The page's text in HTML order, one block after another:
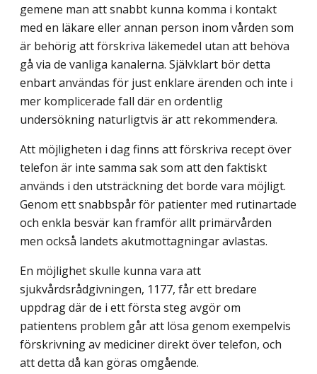
gemene man att snabbt kunna komma i kontakt
med en läkare eller annan person inom vården som
är behörig att förskriva läkemedel utan att behöva
gå via de vanliga kanalerna. Självklart bör detta
enbart användas för just enklare ärenden och inte i
mer komplicerade fall där en ordentlig
undersökning naturligtvis är att rekommendera.
Att möjligheten i dag finns att förskriva recept över
telefon är inte samma sak som att den faktiskt
används i den utsträckning det borde vara möjligt.
Genom ett snabbspår för patienter med rutinartade
och enkla besvär kan framför allt primärvården
men också landets akutmottagningar avlastas.
En möjlighet skulle kunna vara att
sjukvårdsrådgivningen, 1177, får ett bredare
uppdrag där de i ett första steg avgör om
patientens problem går att lösa genom exempelvis
förskrivning av mediciner direkt över telefon, och
att detta då kan göras omgående.